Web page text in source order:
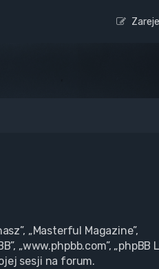
„Masterful Magazine”,
„phpBB
sesji na forum.